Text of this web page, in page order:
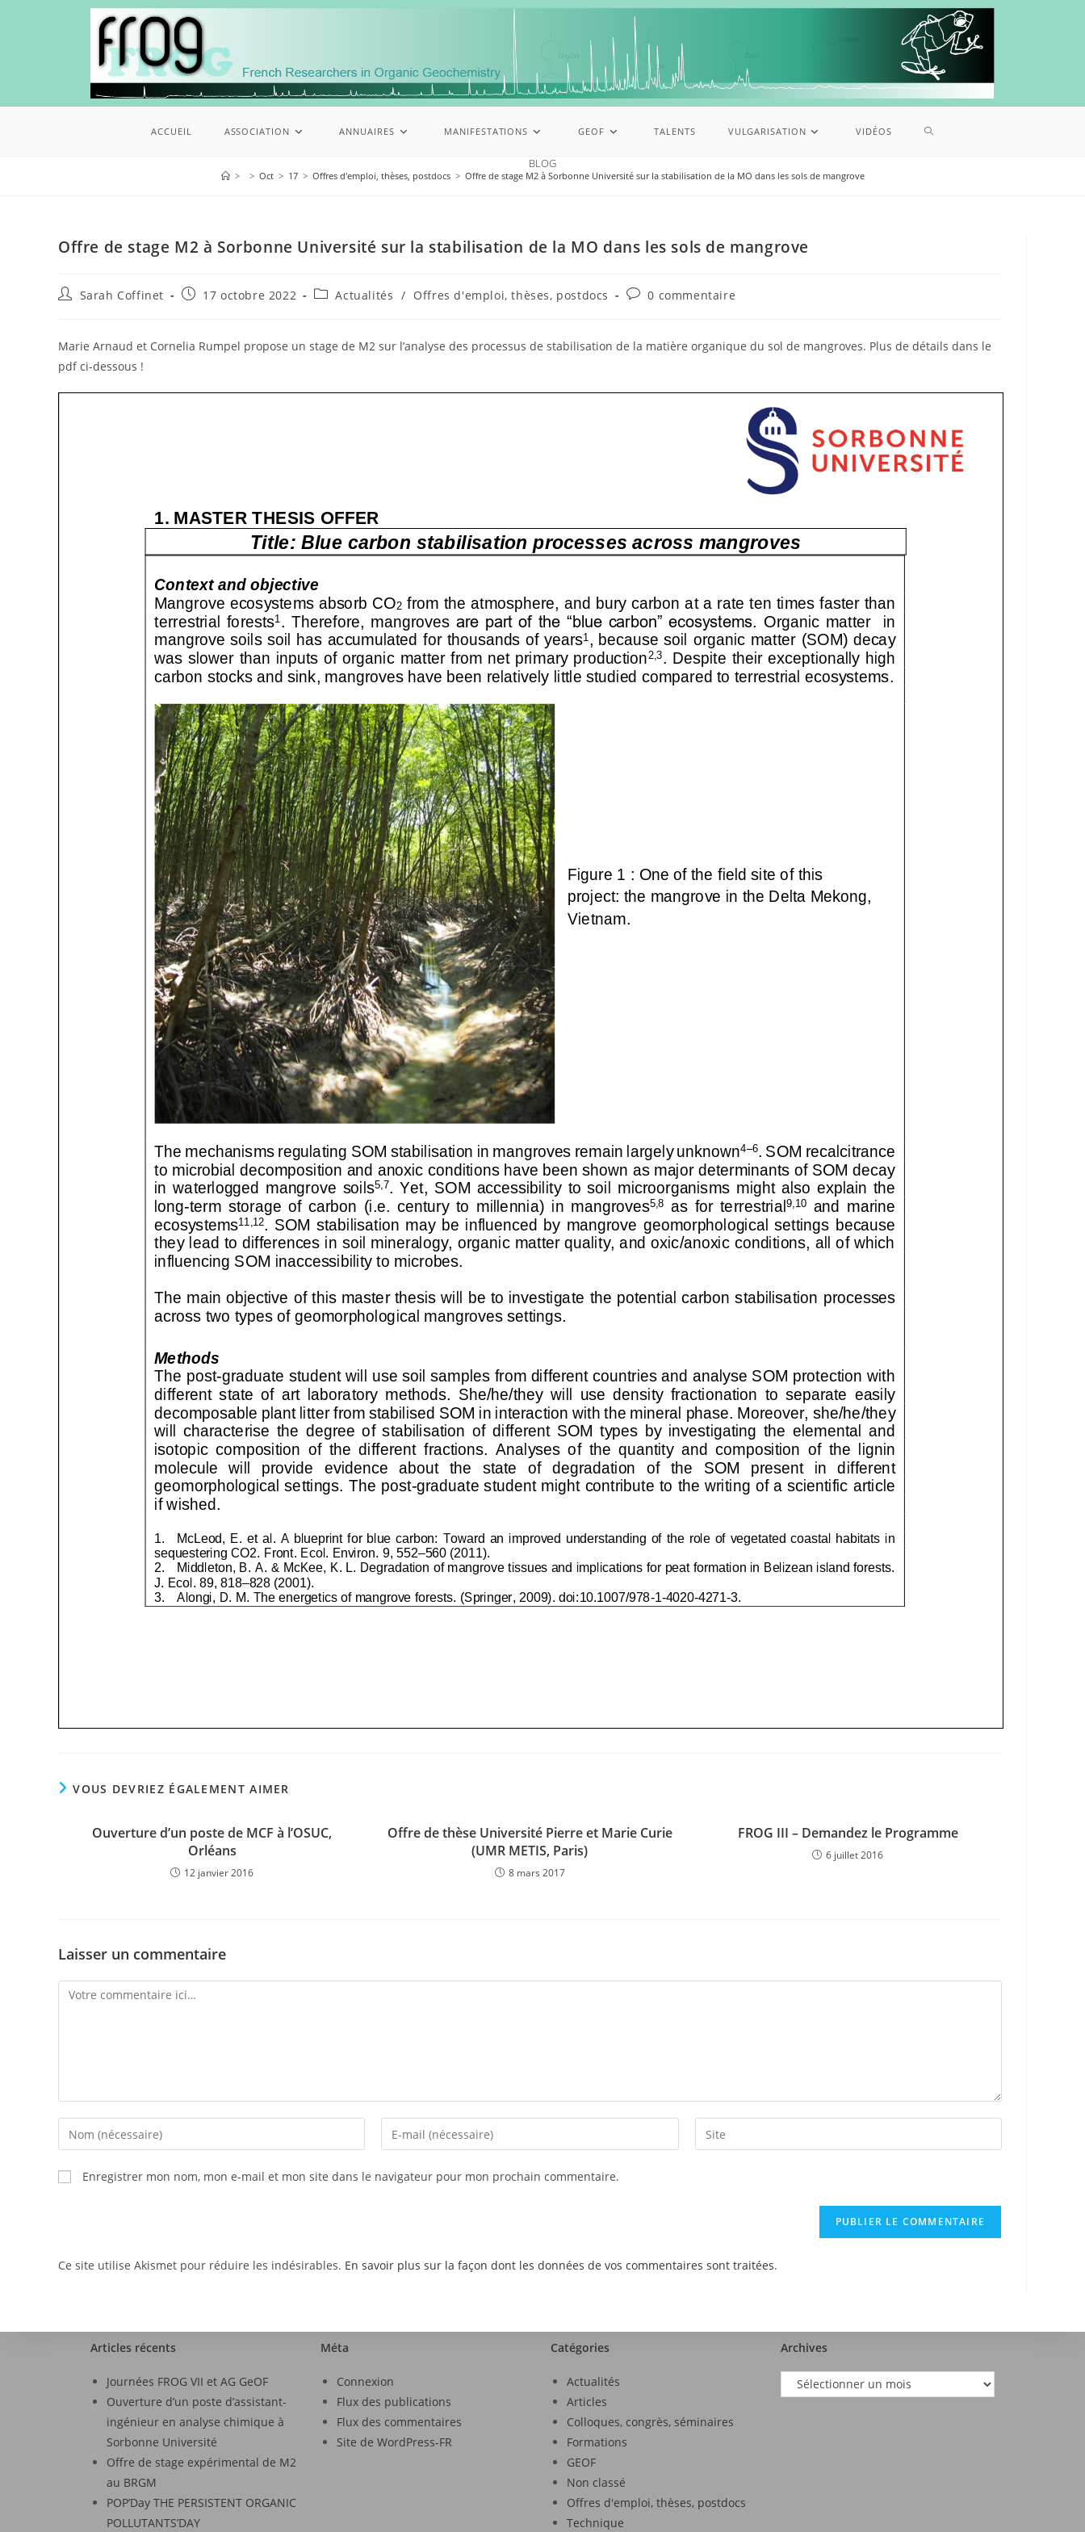
ACCUEIL ASSOCIATION ANNUAIRES MANIFESTATIONS GEOF TALENTS VULGARISATION VIDÉOS
BLOG
> > Oct > 17 > Offres d'emploi, thèses, postdocs > Offre de stage M2 à Sorbonne Université sur la stabilisation de la MO dans les sols de mangrove
Offre de stage M2 à Sorbonne Université sur la stabilisation de la MO dans les sols de mangrove
Sarah Coffinet 17 octobre 2022 Actualités / Offres d'emploi, thèses, postdocs 0 commentaire
Marie Arnaud et Cornelia Rumpel propose un stage de M2 sur l’analyse des processus de stabilisation de la matière organique du sol de mangroves. Plus de détails dans le
pdf ci-dessous !
VOUS DEVRIEZ ÉGALEMENT AIMER
Ouverture d’un poste de MCF à l’OSUC,
Orléans
12 janvier 2016
Offre de thèse Université Pierre et Marie Curie
(UMR METIS, Paris)
8 mars 2017
FROG III – Demandez le Programme
6 juillet 2016
Laisser un commentaire
Enregistrer mon nom, mon e-mail et mon site dans le navigateur pour mon prochain commentaire.
Ce site utilise Akismet pour réduire les indésirables. En savoir plus sur la façon dont les données de vos commentaires sont traitées.
Articles récents
Journées FROG VII et AG GeOF
Ouverture d’un poste d’assistant-
ingénieur en analyse chimique à
Sorbonne Université
Offre de stage expérimental de M2
au BRGM
POP’Day THE PERSISTENT ORGANIC
POLLUTANTS’DAY
Méta
Connexion
Flux des publications
Flux des commentaires
Site de WordPress-FR
Catégories
Actualités
Articles
Colloques, congrès, séminaires
Formations
GEOF
Non classé
Offres d'emploi, thèses, postdocs
Technique
Archives